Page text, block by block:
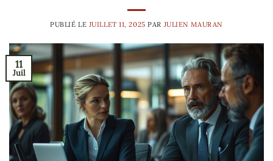
PUBLIÉ LE JUILLET 11, 2025 PAR JULIEN MAURAN
11
Juil